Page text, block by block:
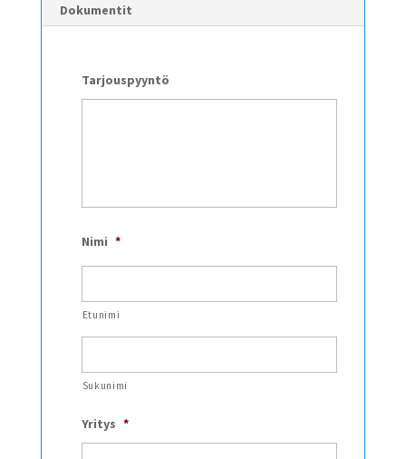
Dokumentit
Tarjouspyyntö
Nimi *
Etunimi
Sukunimi
Yritys *